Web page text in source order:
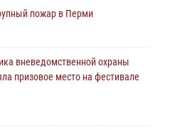
при задержании
пожар в Перми
вневедомственной охраны
призовое место на фестивале